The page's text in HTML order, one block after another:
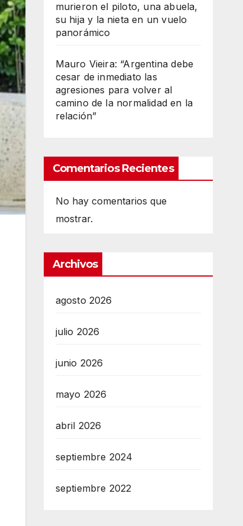
murieron el piloto, una abuela,
su hija y la nieta en un vuelo
panorámico
Mauro Vieira: “Argentina debe
cesar de inmediato las
agresiones para volver al
camino de la normalidad en la
relación”
Comentarios Recientes
No hay comentarios que
mostrar.
Archivos
agosto 2026
julio 2026
junio 2026
mayo 2026
abril 2026
septiembre 2024
septiembre 2022